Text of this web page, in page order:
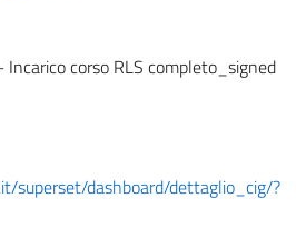
corso RLS completo_signed
superset/dashboard/dettaglio_cig/?